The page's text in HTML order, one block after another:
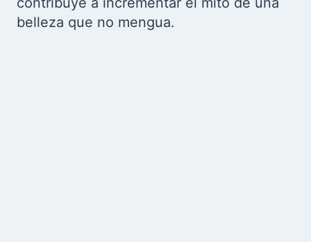
belleza que no mengua.